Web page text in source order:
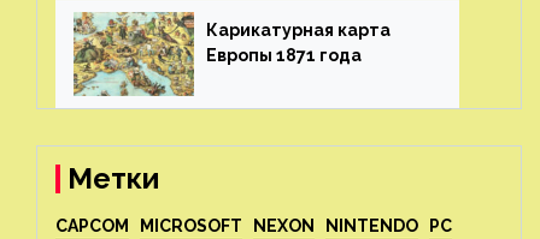
Карикатурная карта
Европы 1871 года⁠⁠
Метки
CAPCOM MICROSOFT NEXON NINTENDO PC